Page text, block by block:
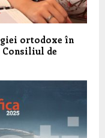
ortodoxe în
Consiliul de